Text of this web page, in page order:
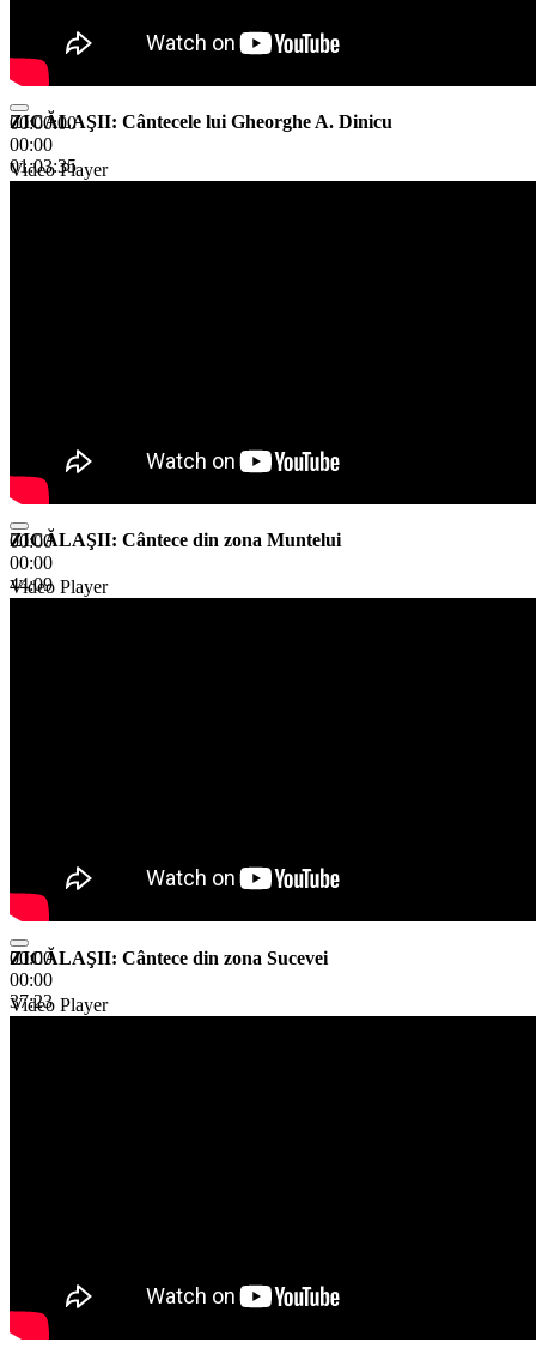
00:00:00
00:00
01:03:35
ZICĂLAŞII: Cântecele lui Gheorghe A. Dinicu
Video Player
00:00
00:00
44:09
ZICĂLAŞII: Cântece din zona Muntelui
Video Player
00:00
00:00
37:23
ZICĂLAŞII: Cântece din zona Sucevei
Video Player